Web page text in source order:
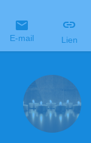
E-mail Lien